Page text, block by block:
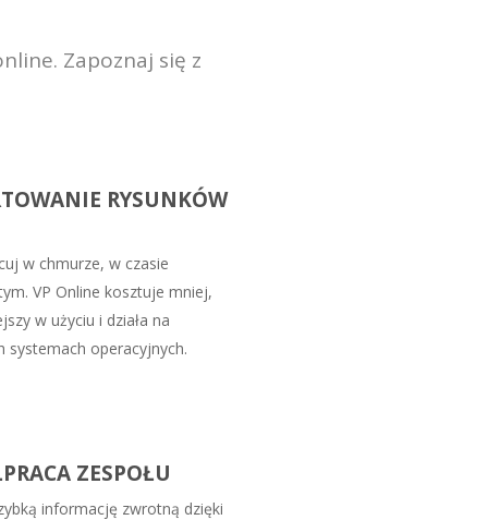
Zapoznaj się z
RYSUNKÓW
w chmurze, w czasie
VP Online kosztuje mniej,
w użyciu i działa na
systemach operacyjnych.
ZESPOŁU
informację zwrotną dzięki